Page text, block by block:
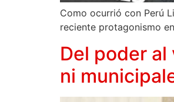
Como ocurrió con Perú
reciente protagonismo
Del poder
ni